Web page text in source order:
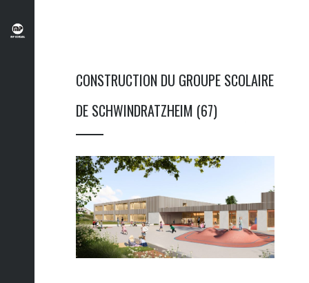
CONSTRUCTION DU GROUPE SCOLAIRE
DE SCHWINDRATZHEIM (67)